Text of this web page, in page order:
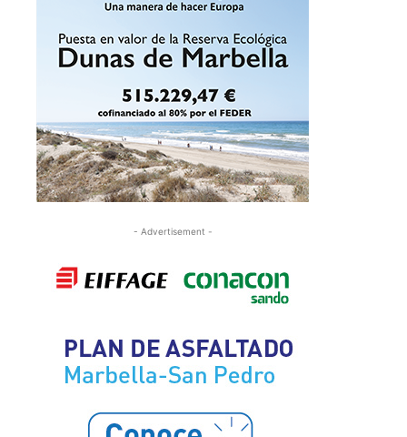
- Advertisement -